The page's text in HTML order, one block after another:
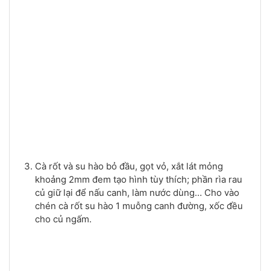
Cà rốt và su hào bỏ đầu, gọt vỏ, xắt lát mỏng
khoảng 2mm đem tạo hình tùy thích; phần rìa rau
củ giữ lại để nấu canh, làm nước dùng… Cho vào
chén cà rốt su hào 1 muỗng canh đường, xốc đều
cho củ ngấm.